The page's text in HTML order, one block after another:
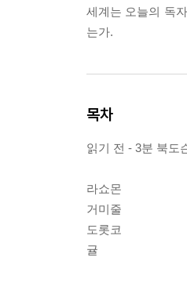
세계는 오늘의 독
는가.
목차
읽기 전 - 3분 북도
라쇼몬
거미줄
도롯코
귤